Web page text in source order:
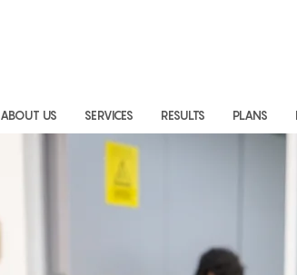
ABOUT US SERVICES RESULTS PLANS